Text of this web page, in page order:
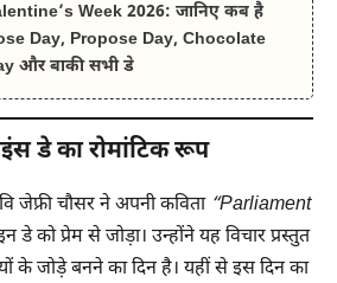
Week 2026: जानिए कब है
Day, Propose Day, Chocolate
और बाकी सभी डे
डे का रोमांटिक रूप
जेफ्री चौसर ने अपनी कविता “Parliament
डे को प्रेम से जोड़ा। उन्होंने यह विचार प्रस्तुत
के जोड़े बनने का दिन है। यहीं से इस दिन का